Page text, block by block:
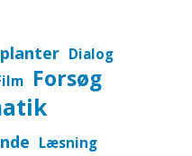
Dialog
Forsøg
Læsning